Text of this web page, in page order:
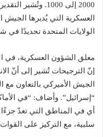
2000 إلى 1000.
العسكرية التي يُديرها
الولايات المتحدة تحديدًا
إنّ الترجيحات تُشير إلى أنّ
الجيش الأميركي بالتعاون مع
“إسرائيل”. وأضاف: “في
أي في المناطق التي تعدّ
سلبية، مع التركيز على القوات